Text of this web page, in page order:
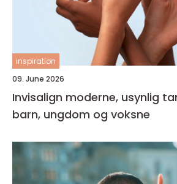
inspiration
09. June 2026
Invisalign moderne, usynlig tannregulering for
barn, ungdom og voksne